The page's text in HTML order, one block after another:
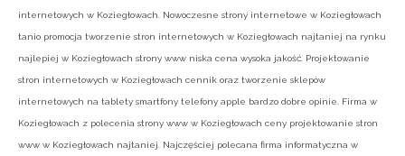
internetowych w Koziegłowach. Nowoczesne strony internetowe w Koziegłowach
tanio promocja tworzenie stron internetowych w Koziegłowach najtaniej na rynku
najlepiej w Koziegłowach strony www niska cena wysoka jakość. Projektowanie
stron internetowych w Koziegłowach cennik oraz tworzenie sklepów
internetowych na tablety smartfony telefony apple bardzo dobre opinie. Firma w
Koziegłowach z polecenia strony www w Koziegłowach ceny projektowanie stron
www w Koziegłowach najtaniej. Najczęściej polecana firma informatyczna w